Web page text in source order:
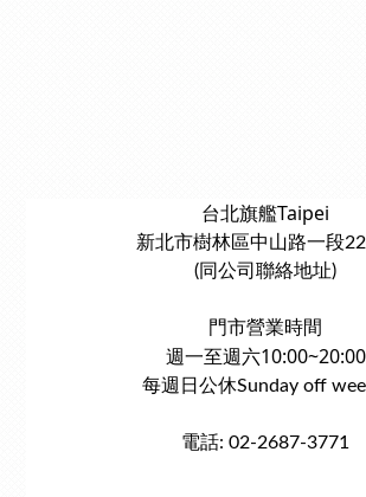
台北旗艦Taipei
新北市樹林區中山路一段
(同公司聯絡地址)
門市營業時間
週一至週六10:00~20:00
每週日公休Sunday off
電話: 02-2687-3771